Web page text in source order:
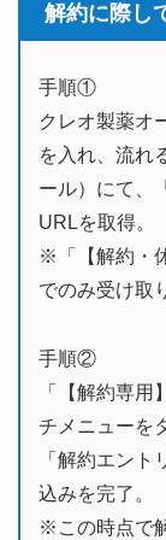
解約に際し
手順①
クレオ製薬オ
を入れ、流れ
ール）にて、
URLを取得。
※「【解約・
でのみ受け取
手順②
「【解約専
チメニューを
「解約エン
込みを完了。
※この時点で